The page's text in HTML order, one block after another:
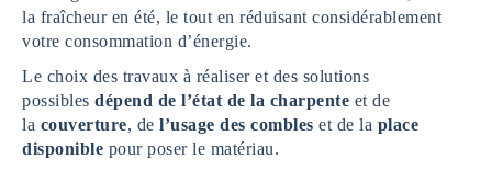
la fraîcheur en été, le tout en réduisant considérablement
votre consommation d’énergie.
Le choix des travaux à réaliser et des solutions
possibles dépend de l’état de la charpente et de
la couverture, de l’usage des combles et de la place
disponible pour poser le matériau.